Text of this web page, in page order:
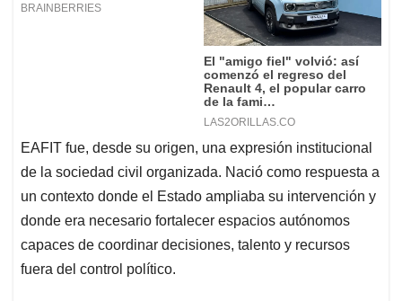
EAFIT fue, desde su origen, una expresión institucional
de la sociedad civil organizada. Nació como respuesta a
un contexto donde el Estado ampliaba su intervención y
donde era necesario fortalecer espacios autónomos
capaces de coordinar decisiones, talento y recursos
fuera del control político.